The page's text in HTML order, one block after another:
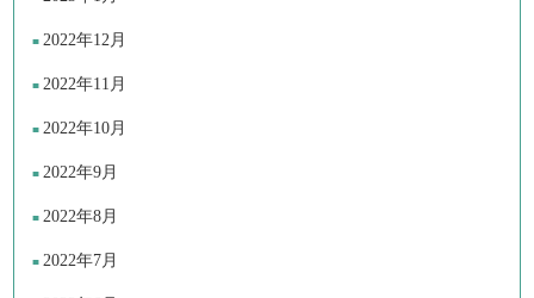
2022年12月
2022年11月
2022年10月
2022年9月
2022年8月
2022年7月